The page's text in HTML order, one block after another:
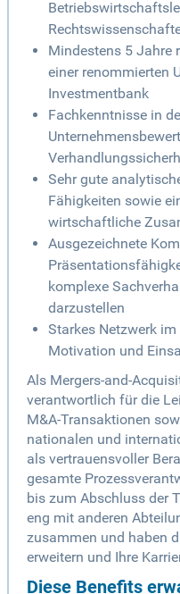
Mindestens 5 Jahre
einer renommierten
Investmentbank
Fachkenntnisse in
Sehr gute
Fähigkeiten sowie
wirtschaftliche
Ausgezeichnete
komplexe
darzustellen
Starkes Netzwerk
Motivation und
Als Mergers-and-
verantwortlich für die
M&A-Transaktionen
nationalen und
als vertrauensvoller
gesamte
bis zum Abschluss der
eng mit anderen
zusammen und haben
erweitern und Ihre
Diese Benefits